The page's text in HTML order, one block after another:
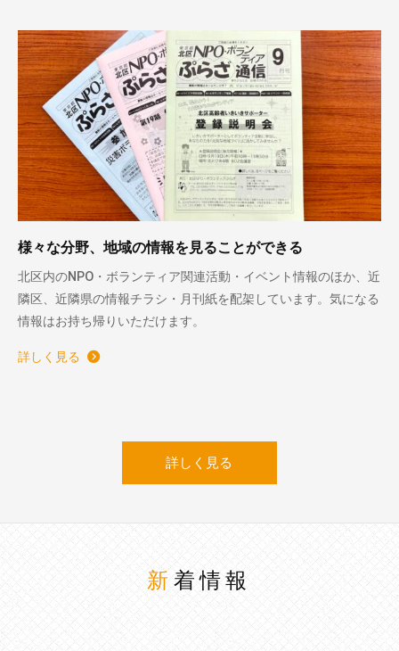
様々な分野、地域の情報を見ることができる
北区内のNPO・ボランティア関連活動・イベント情報のほか、近
隣区、近隣県の情報チラシ・月刊紙を配架しています。気になる
情報はお持ち帰りいただけます。
詳しく見る
詳しく見る
新着情報